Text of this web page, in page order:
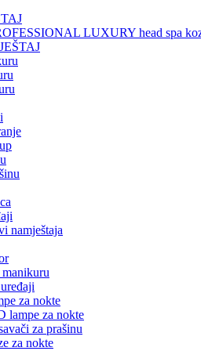
LUXURY head spa
namještaja
za nokte
lampe za nokte
za prašinu
za nokte